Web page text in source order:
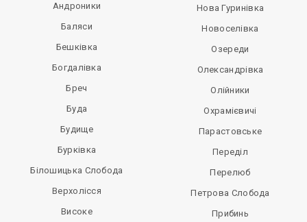
Андроники
Баляси
Бешківка
Богдалівка
Бреч
Буда
Будище
Бурківка
Білошицька Слобода
Верхолісся
Високе
Нова Гуринівка
Новоселівка
Озереди
Олександрівка
Олійники
Охрамієвичі
Парастовське
Переділ
Перелюб
Петрова Слобода
Прибинь